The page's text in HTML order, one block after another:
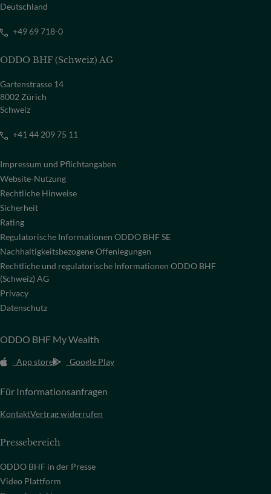
Deutschland
+49 69 718-0
ODDO BHF (Schweiz) AG
Gartenstrasse 14
8002 Zürich
Schweiz
+41 44 209 75 11
Impressum und Pflichtangaben
Website-Nutzung
Rechtliche Hinweise
Sicherheit
Rating
Regulatorische Informationen ODDO BHF SE
Nachhaltigkeitsbezogene Offenlegungen
Rechtliche und regulatorische Informationen ODDO BHF
(Schweiz) AG
Privacy
Datenschutz
ODDO BHF My Wealth
App store Google Play
Für Informationsanfragen
KontaktVertrag widerrufen
Pressebereich
ODDO BHF in der Presse
Video Plattform